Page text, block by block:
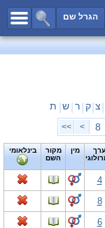
הגרל שם
כל השמות
שמות לבנים
שמות משותפים
שמות נדירים
קטגוריות
מפורסמיםחדש!
נומרולוגיה
צ ק ר ש ת
8
>
>>
ערך
מין
מקור
השם
בינלאומי
4
8
6